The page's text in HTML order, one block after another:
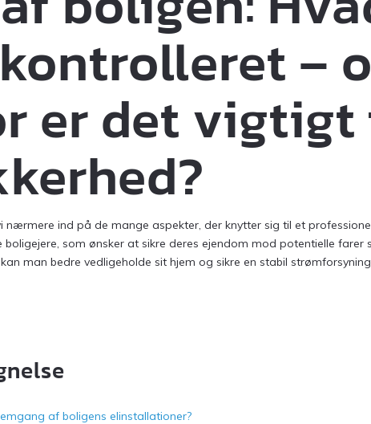
–
er det
ind på de mange aspekter, der knytter sig til et
som ønsker at sikre deres ejendom mod potentielle farer
man bedre vedligeholde sit hjem og sikre en stabil
af boligens elinstallationer?